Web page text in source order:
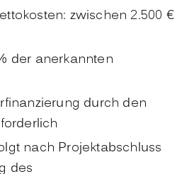
zwischen 2.500 €
der anerkannten
durch den
nach Projektabschluss
des